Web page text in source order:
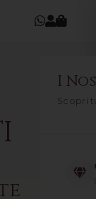
I
Scopri